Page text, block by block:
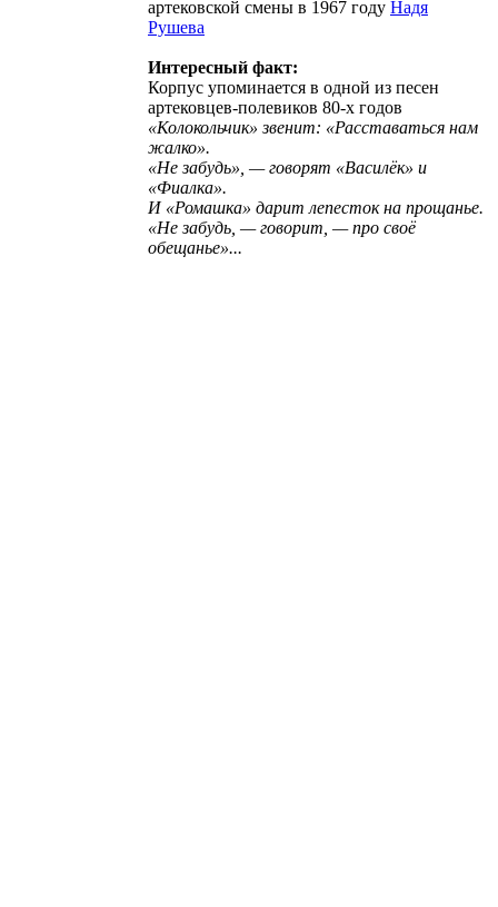
артековской смены в 1967 году Надя
Рушева
Интересный факт:
Корпус упоминается в одной из песен
артековцев-полевиков 80‑х годов
«Колокольчик» звенит: «Расставаться нам
жалко».
«Не забудь», — говорят «Василёк» и
«Фиалка».
И «Ромашка» дарит лепесток на прощанье.
«Не забудь, — говорит, — про своё
обещанье»...